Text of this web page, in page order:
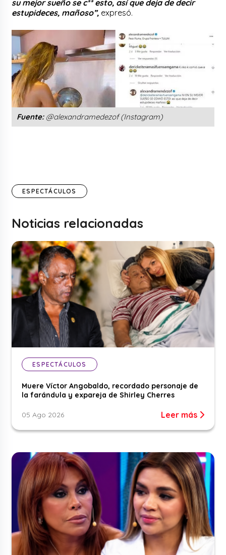
su mejor sueño se c** esto, así que deja de decir
estupideces, mañoso”, expresó.
Fuente:@alexandramedezof (Instagram)
ESPECTÁCULOS
Noticias relacionadas
ESPECTÁCULOS
Muere Víctor Angobaldo, recordado personaje de
la farándula y expareja de Shirley Cherres
05 Ago 2026 Leer más